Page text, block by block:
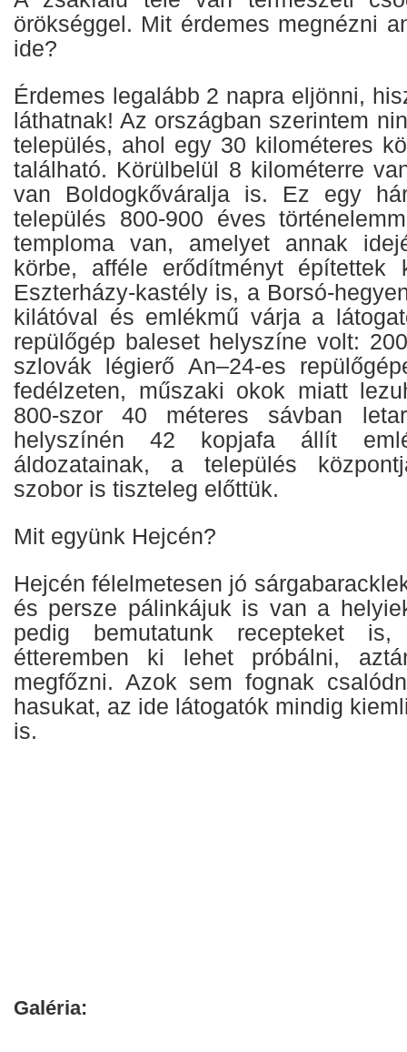
örökséggel. Mit érdemes megnézni
ide?
Érdemes legalább 2 napra eljönni,
láthatnak! Az országban szerintem
település, ahol egy 30 kilométeres
található. Körülbelül 8 kilométerre
van Boldogkőváralja is. Ez egy
település 800-900 éves
temploma van, amelyet annak
körbe, afféle erődítményt
Eszterházy-kastély is, a Borsó-
kilátóval és emlékmű várja a
repülőgép baleset helyszíne volt:
szlovák légierő An–24-es
fedélzeten, műszaki okok miatt
800-szor 40 méteres sávban
helyszínén 42 kopjafa állít
áldozatainak, a település
szobor is tiszteleg előttük.
Mit együnk Hejcén?
Hejcén félelmetesen jó
és persze pálinkájuk is van a
pedig bemutatunk recepteket
étteremben ki lehet próbálni,
megfőzni. Azok sem fognak
hasukat, az ide látogatók mindig
is.
Galéria: